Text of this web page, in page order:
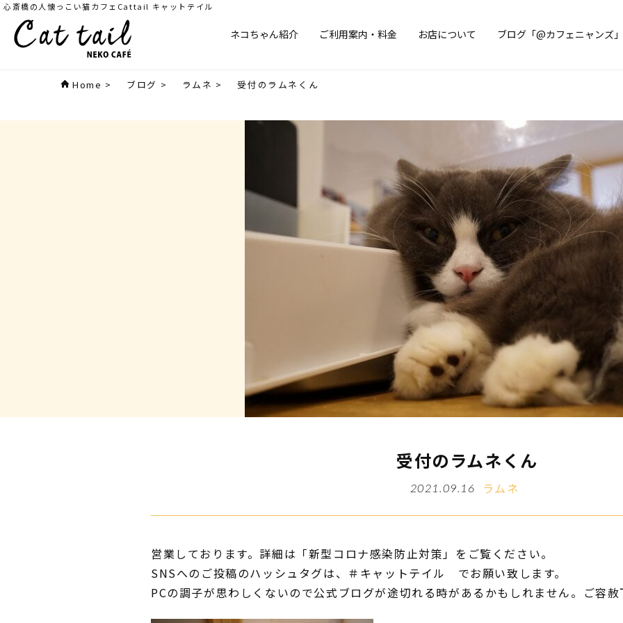
心斎橋の人懐っこい猫カフェCattail キャットテイル
ネコちゃん紹介 ご利用案内・料金 お店について ブログ「@カフェニャンズ」
Home > ブログ > ラムネ > 受付のラムネくん
受付のラムネくん
2021.09.16 ラムネ
営業しております。詳細は「新型コロナ感染防止対策」をご覧ください。
SNSへのご投稿のハッシュタグは、＃キャットテイル でお願い致します。
PCの調子が思わしくないので公式ブログが途切れる時があるかもしれません。ご容